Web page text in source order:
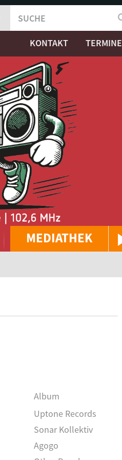
MEDIATHEK
SUCHFORMULAR
SUCHE
KONTAKT TERMINE
Album
Uptone Records
Sonar Kollektiv
Agogo